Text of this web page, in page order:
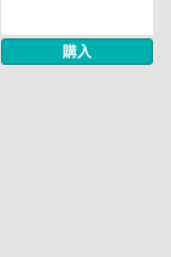
購入